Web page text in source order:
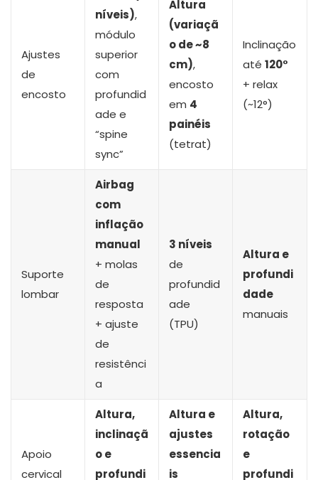
Ajustes
de
encosto
níveis),
módulo
superior
com
profundid
ade e
“spine
sync”
Altura
(variaçã
o de ~8
cm),
encosto
em 4
painéis
(tetrat)
Inclinação
até 120°
+ relax
(~12°)
Suporte
lombar
Airbag
com
inflação
manual
+ molas
de
resposta
+ ajuste
de
resistênci
a
3 níveis
de
profundid
ade
(TPU)
Altura e
profundi
dade
manuais
Apoio
cervical
Altura,
inclinaçã
o e
profundi
Altura e
ajustes
essencia
is
Altura,
rotação
e
profundi